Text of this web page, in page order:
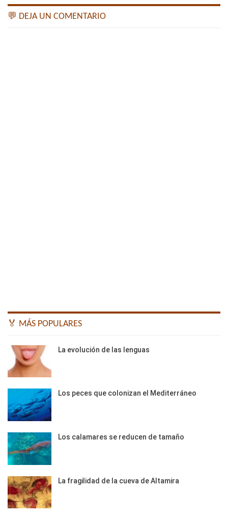
💬 DEJA UN COMENTARIO
🏅 MÁS POPULARES
La evolución de las lenguas
Los peces que colonizan el Mediterráneo
Los calamares se reducen de tamaño
La fragilidad de la cueva de Altamira